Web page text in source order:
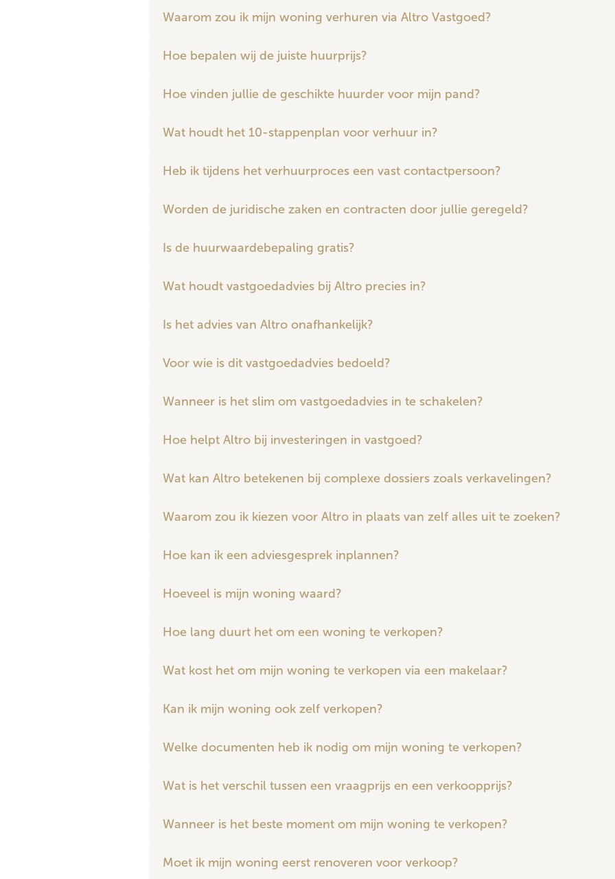
Waarom zou ik mijn woning verhuren via Altro Vastgoed?
Hoe bepalen wij de juiste huurprijs?
Hoe vinden jullie de geschikte huurder voor mijn pand?
Wat houdt het 10-stappenplan voor verhuur in?
Heb ik tijdens het verhuurproces een vast contactpersoon?
Worden de juridische zaken en contracten door jullie geregeld?
Is de huurwaardebepaling gratis?
Wat houdt vastgoedadvies bij Altro precies in?
Is het advies van Altro onafhankelijk?
Voor wie is dit vastgoedadvies bedoeld?
Wanneer is het slim om vastgoedadvies in te schakelen?
Hoe helpt Altro bij investeringen in vastgoed?
Wat kan Altro betekenen bij complexe dossiers zoals verkavelingen?
Waarom zou ik kiezen voor Altro in plaats van zelf alles uit te zoeken?
Hoe kan ik een adviesgesprek inplannen?
Hoeveel is mijn woning waard?
Hoe lang duurt het om een woning te verkopen?
Wat kost het om mijn woning te verkopen via een makelaar?
Kan ik mijn woning ook zelf verkopen?
Welke documenten heb ik nodig om mijn woning te verkopen?
Wat is het verschil tussen een vraagprijs en een verkoopprijs?
Wanneer is het beste moment om mijn woning te verkopen?
Moet ik mijn woning eerst renoveren voor verkoop?